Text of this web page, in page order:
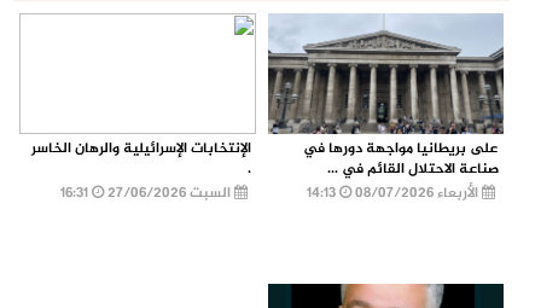
على بريطانيا مواجهة دورها في
صناعة الاحتلال القائم في ...
الأربعاء 08/07/2026
الإنتخابات الإسرائيلية والرهان الخاسر
.
السبت 27/06/2026
16:31